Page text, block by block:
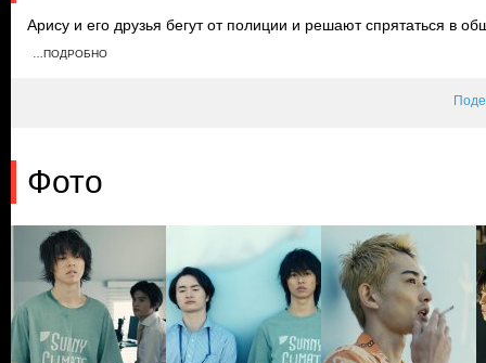
Арису и его друзья бегут от полиции и решают спрятаться в
опасность миновала, герои осторожно выглядывают наружу.
…ПОДРОБНО
Фото